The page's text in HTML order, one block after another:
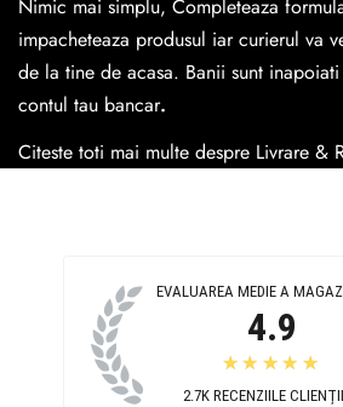
Easybox-ul Emag.
Cosul de livrareeste 15 lei pentru o
390 lei si Gratuit pentru o comanda de
Nimic mai simplu, Completeaza
impacheteaza produsul iar curierul va
de la tine de acasa. Banii sunt
contul tau bancar.
Citeste toti mai multe despre Livrare &
EVALUAREA MEDIE A
4.9
★★★★★
2.7K RECENZIILE